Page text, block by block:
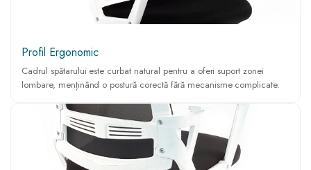
Profil Ergonomic
Cadrul spătarului este curbat natural pentru a oferi suport zonei
lombare, menținând o postură corectă fără mecanisme complicate.